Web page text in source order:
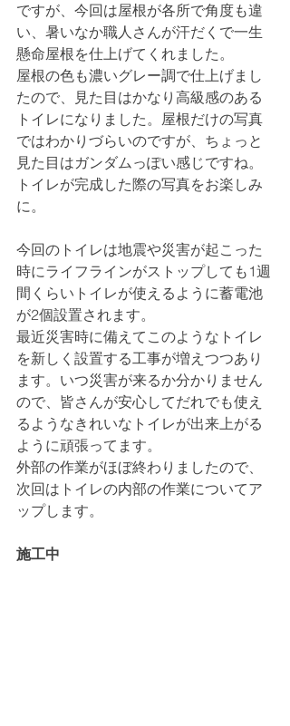
ですが、今回は屋根が各所で角度も違
い、暑いなか職人さんが汗だくで一生
懸命屋根を仕上げてくれました。
屋根の色も濃いグレー調で仕上げまし
たので、見た目はかなり高級感のある
トイレになりました。屋根だけの写真
ではわかりづらいのですが、ちょっと
見た目はガンダムっぽい感じですね。
トイレが完成した際の写真をお楽しみ
に。
今回のトイレは地震や災害が起こった
時にライフラインがストップしても1週
間くらいトイレが使えるように蓄電池
が2個設置されます。
最近災害時に備えてこのようなトイレ
を新しく設置する工事が増えつつあり
ます。いつ災害が来るか分かりません
ので、皆さんが安心してだれでも使え
るようなきれいなトイレが出来上がる
ように頑張ってます。
外部の作業がほぼ終わりましたので、
次回はトイレの内部の作業についてア
ップします。
施工中